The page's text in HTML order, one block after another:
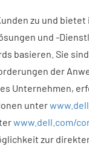
zu und
und -
basieren. Sie
der
Unternehmen,
unter
www.dell.com/
zur